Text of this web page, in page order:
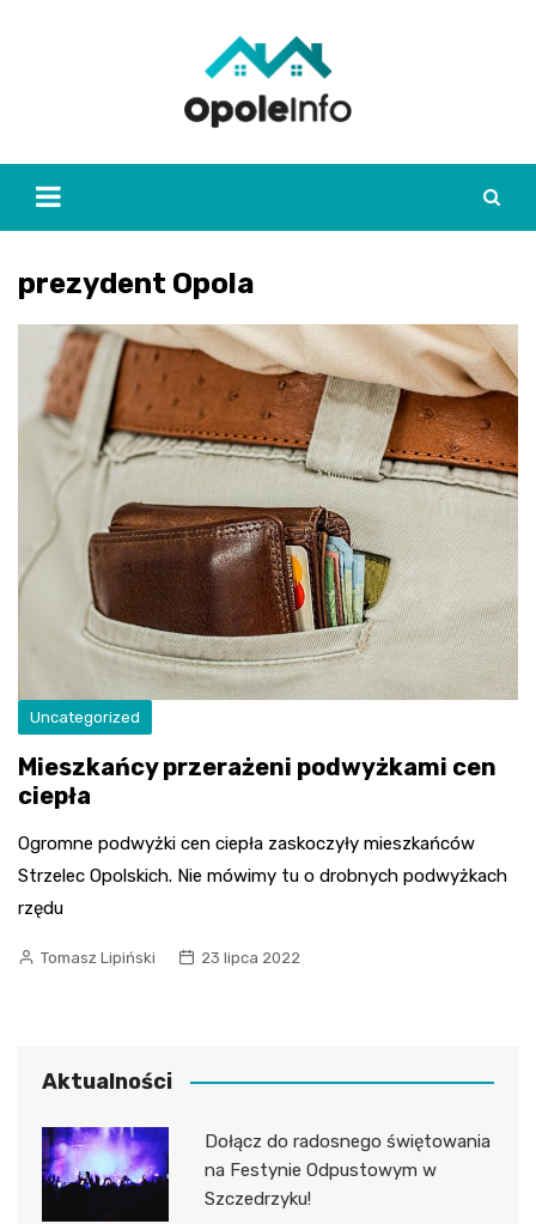
prezydent Opola
Uncategorized
Mieszkańcy przerażeni podwyżkami cen
ciepła
Ogromne podwyżki cen ciepła zaskoczyły mieszkańców
Strzelec Opolskich. Nie mówimy tu o drobnych podwyżkach
rzędu
Tomasz Lipiński 23 lipca 2022
Aktualności
Dołącz do radosnego świętowania
na Festynie Odpustowym w
Szczedrzyku!